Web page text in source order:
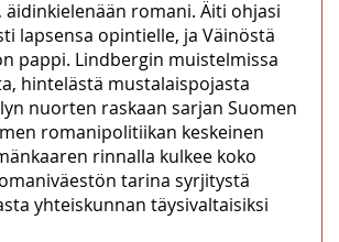
äidinkielenään romani. Äiti ohjasi
lapsensa opintielle, ja Väinöstä
pappi. Lindbergin muistelmissa
hintelästä mustalaispojasta
nuorten raskaan sarjan Suomen
romanipolitiikan keskeinen
rinnalla kulkee koko
tarina syrjitystä
yhteiskunnan täysivaltaisiksi